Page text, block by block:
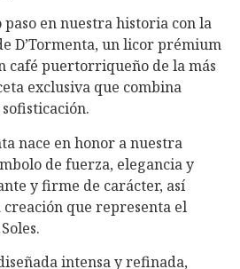
paso en nuestra historia con la
D’Tormenta, un licor prémium
café puertorriqueño de la más
exclusiva que combina
nace en honor a nuestra
de fuerza, elegancia y
y firme de carácter, así
que representa el
intensa y refinada,